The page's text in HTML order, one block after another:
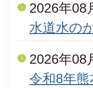
2026年08
水道水の
2026年08
令和8年